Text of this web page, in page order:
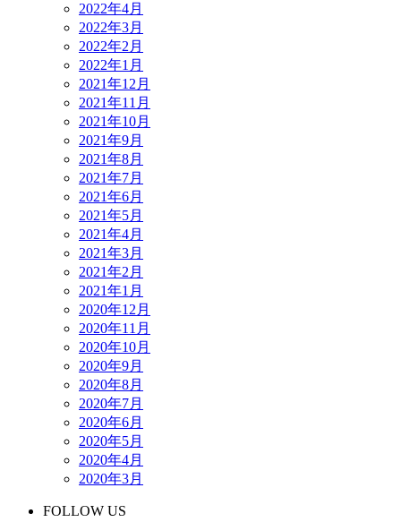
2022年4月
2022年3月
2022年2月
2022年1月
2021年12月
2021年11月
2021年10月
2021年9月
2021年8月
2021年7月
2021年6月
2021年5月
2021年4月
2021年3月
2021年2月
2021年1月
2020年12月
2020年11月
2020年10月
2020年9月
2020年8月
2020年7月
2020年6月
2020年5月
2020年4月
2020年3月
FOLLOW US